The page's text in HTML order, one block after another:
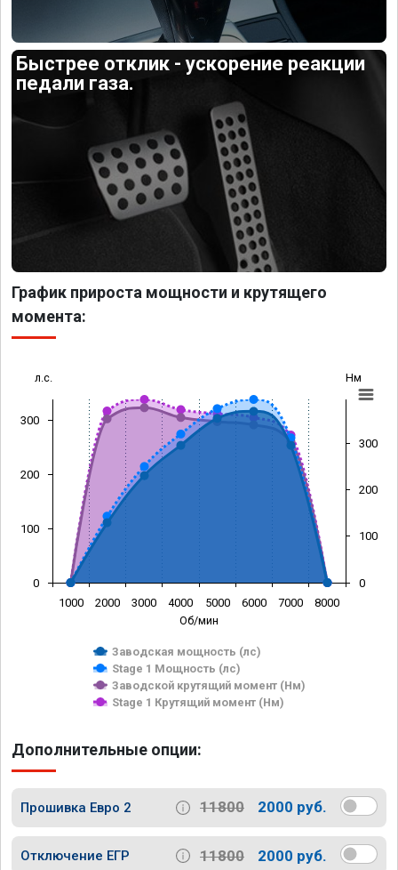
Быстрее отклик - ускорение реакции
педали газа.
График прироста мощности и крутящего
момента:
Об/мин
л.с. Нм
Заводская мощность (лс)
Stage 1 Мощность (лс)
Заводской крутящий момент (Нм)
Stage 1 Крутящий момент (Нм)
1000 2000 3000 4000 5000 6000 7000 8000
0
100
200
300
0
100
200
300
Дополнительные опции:
Прошивка Евро 2 11800 2000 руб.
Отключение ЕГР 11800 2000 руб.